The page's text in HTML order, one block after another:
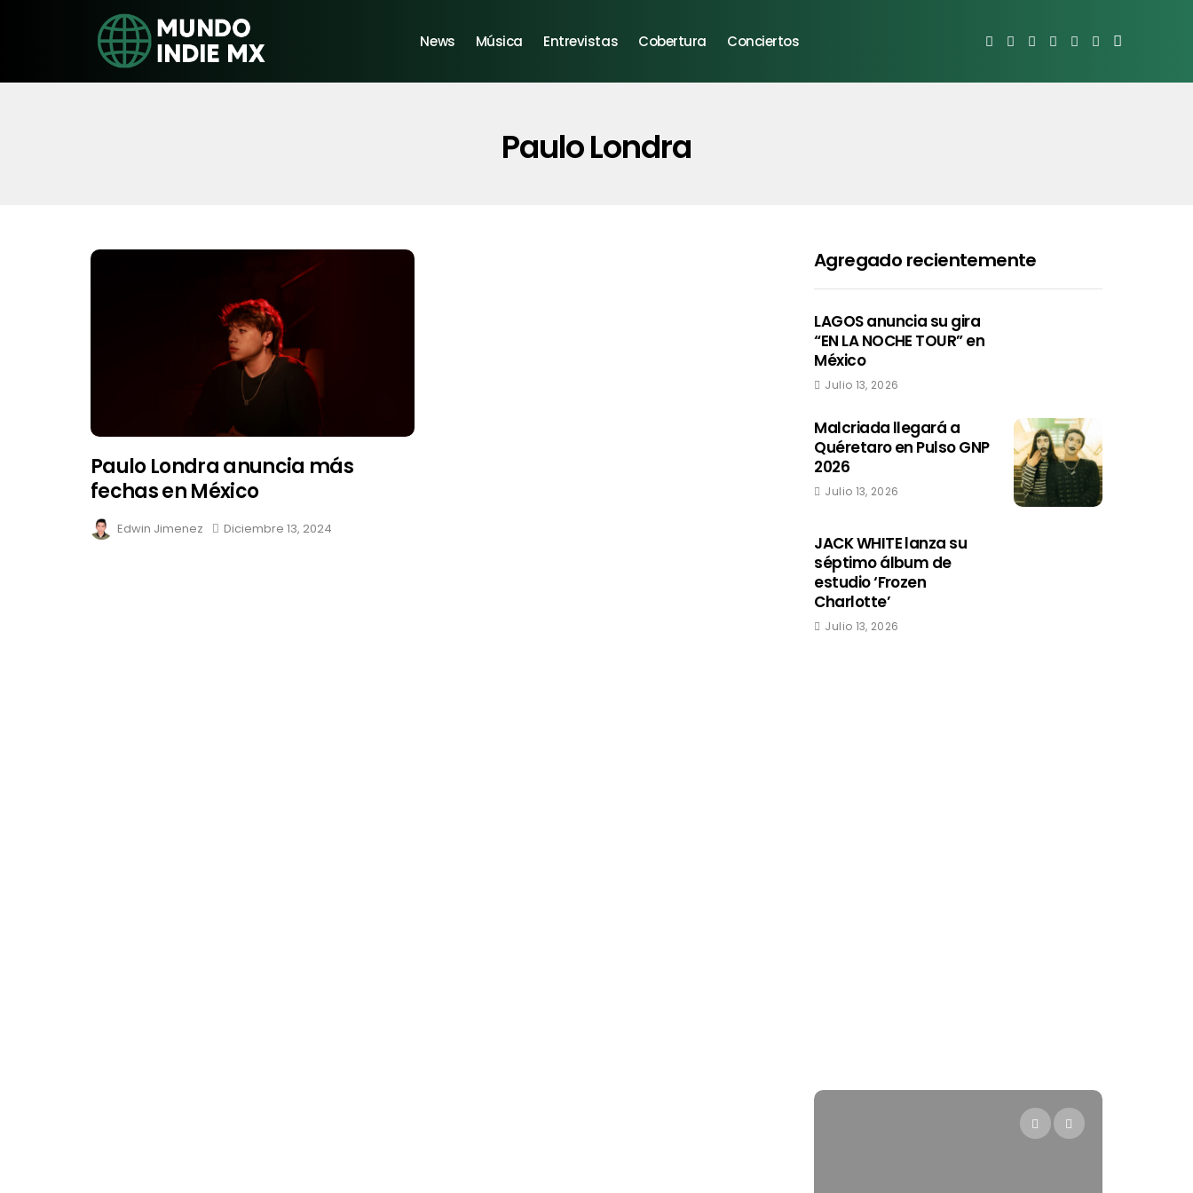
News Música Entrevistas Cobertura Conciertos
Paulo Londra
Paulo Londra anuncia más
fechas en México
Edwin Jimenez Diciembre 13, 2024
Agregado recientemente
LAGOS anuncia su gira
“EN LA NOCHE TOUR” en
México
Julio 13, 2026
Malcriada llegará a
Quéretaro en Pulso GNP
2026
Julio 13, 2026
JACK WHITE lanza su
séptimo álbum de
estudio ‘Frozen
Charlotte’
Julio 13, 2026